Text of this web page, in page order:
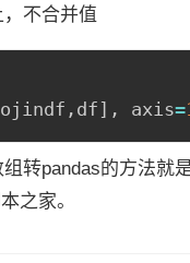
不合并值
, df ] , axis=
转pandas的方法
之家。